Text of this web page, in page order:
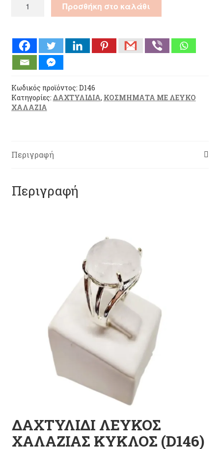
ΛΕΥΚΟΣ
(D146)
ποσότητα
Προσθήκη στο καλάθι
Κωδικός προϊόντος: D146
Κατηγορίες: ΔΑΧΤΥΛΙΔΙΑ, ΚΟΣΜΗΜΑΤΑ ΜΕ ΛΕΥΚΟ
ΧΑΛΑΖΙΑ
Περιγραφή
Περιγραφή
ΔΑΧΤΥΛΙΔΙ ΛΕΥΚΟΣ
ΧΑΛΑΖΙΑΣ ΚΥΚΛΟΣ (D146)